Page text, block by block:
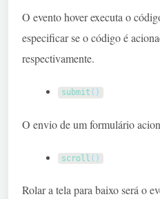
O evento hover executa o
especificar se o código é
respectivamente.
submit ( )
O envio de um formulário
scroll ( )
Rolar a tela para baixo será o